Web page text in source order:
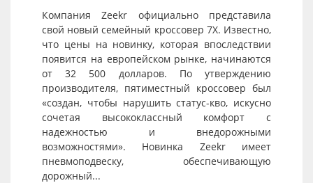
Компания Zeekr официально представила
свой новый семейный кроссовер 7X. Известно,
что цены на новинку, которая впоследствии
появится на европейском рынке, начинаются
от 32 500 долларов. По утверждению
производителя, пятиместный кроссовер был
«создан, чтобы нарушить статус-кво, искусно
сочетая высококлассный комфорт с
надежностью и внедорожными
возможностями». Новинка Zeekr имеет
пневмоподвеску, обеспечивающую
дорожный...